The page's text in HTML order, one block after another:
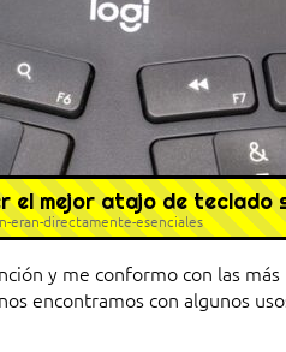
el mejor atajo de teclado
eran-directamente-esenciales
y me conformo con las
encontramos con algunos